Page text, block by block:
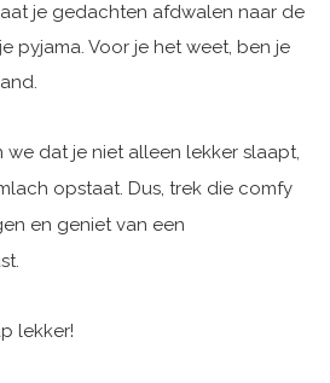
je gedachten afdwalen naar de
pyjama. Voor je het weet, ben je
we dat je niet alleen lekker slaapt,
opstaat. Dus, trek die comfy
en geniet van een
lekker!